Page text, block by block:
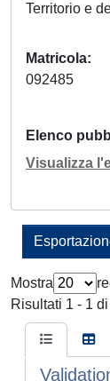
Territorio e
Matricola
092485
Elenco
Visualizza
Mostra
Risultati 1 - 1